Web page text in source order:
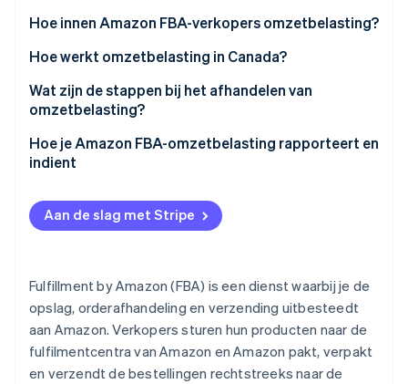
Marktplaatsfacilitatornexus
Verkopersnexus
Hoe innen Amazon FBA-verkopers omzetbelasting?
Hoe werkt omzetbelasting in Canada?
Soorten omzetbelasting in Canada
Nexus en belastinginning
Verantwoordelijkheden van Amazon FBA-verkopers
Wat zijn de stappen bij het afhandelen van
omzetbelasting?
De nexus identificeren
omzetbelasting
Inkomstenbelasting innen op Amazon
Omzetbelasting aangeven en afdragen
Hoe je Amazon FBA-omzetbelasting rapporteert en
indient
Handmatig archiveren
Software voor omzetbelasting
Aan de slag met Stripe
Fulfillment by Amazon (FBA) is een dienst waarbij je de
opslag, orderafhandeling en verzending uitbesteedt
aan Amazon. Verkopers sturen hun producten naar de
fulfilmentcentra van Amazon en Amazon pakt, verpakt
en verzendt de bestellingen rechtstreeks naar de